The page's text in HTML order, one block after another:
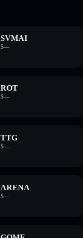
SVMAI
$—
ROT
$—
TTG
$—
ARENA
$—